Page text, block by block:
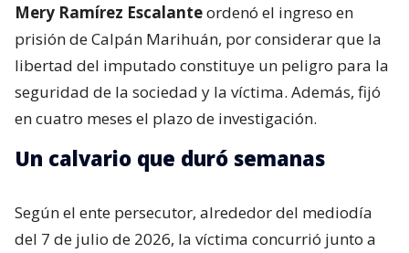
Mery Ramírez Escalanteordenó el ingreso en
prisión de Calpán Marihuán, por considerar que la
libertad del imputado constituye un peligro para la
seguridad de la sociedad y la víctima. Además, fijó
en cuatro meses el plazo de investigación.
Un calvario que duró semanas
Según el ente persecutor, alrededor del mediodía
del 7 de julio de 2026, la víctima concurrió junto a